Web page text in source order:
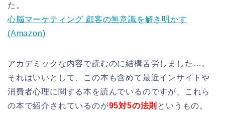
た。
心脳マーケティング 顧客の無意識を解き明かす
(Amazon)
アカデミックな内容で読むのに結構苦労しました…。
それはいいとして、この本も含めて最近インサイトや
消費者心理に関する本を読んでいるのですが、これら
の本で紹介されているのが95対5の法則 というもの。